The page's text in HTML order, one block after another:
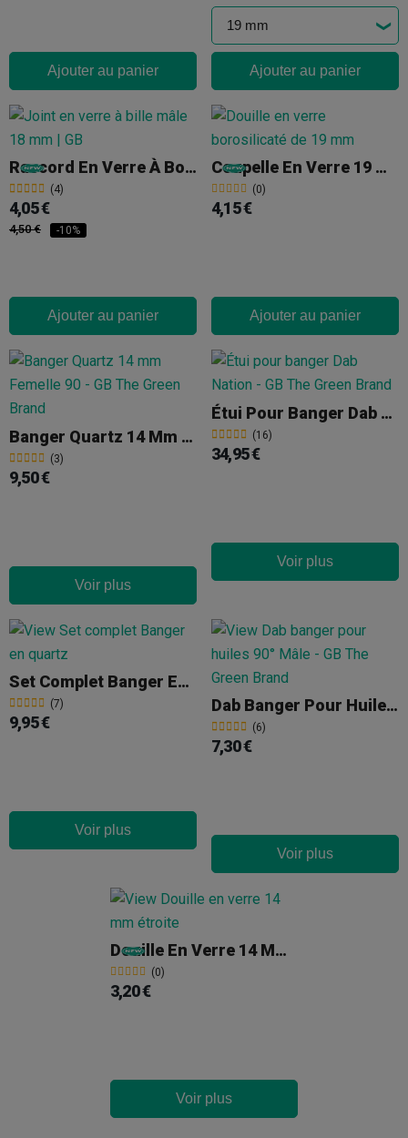
Ajouter au panier Ajouter au panier
Raccord En Verre À Boule Droite Mâle 18 Mm
(4)
4,05 €
4,50 € -10%
Ajouter au panier
Coupelle En Verre 19 Mm. Mâle Konik
(0)
4,15 €
Ajouter au panier
Banger Quartz 14 Mm Femelle 90
(3)
9,50 €
Voir plus
Étui Pour Banger Dab Nation
(16)
34,95 €
Voir plus
Set Complet Banger En Quartz
(7)
9,95 €
Voir plus
Dab Banger Pour Huiles 90° Mâle
(6)
7,30 €
Voir plus
Douille En Verre 14 Mm Mâle Étroite
(0)
3,20 €
Voir plus